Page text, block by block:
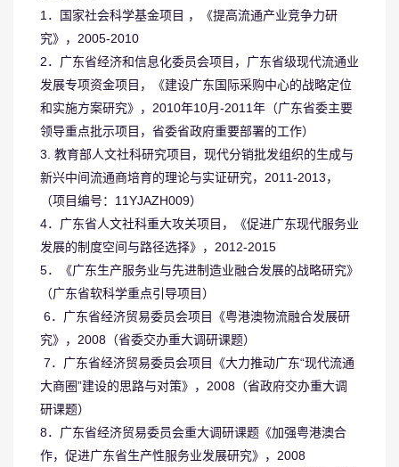
1．国家社会科学基金项目 ，《提高流通产业竞争力研
究》，2005-2010
2．广东省经济和信息化委员会项目，广东省级现代流通业
发展专项资金项目，《建设广东国际采购中心的战略定位
和实施方案研究》，2010年10月-2011年（广东省委主要
领导重点批示项目，省委省政府重要部署的工作）
3. 教育部人文社科研究项目，现代分销批发组织的生成与
新兴中间流通商培育的理论与实证研究，2011-2013，
（项目编号：11YJAZH009）
4．广东省人文社科重大攻关项目，《促进广东现代服务业
发展的制度空间与路径选择》，2012-2015
5．《广东生产服务业与先进制造业融合发展的战略研究》
（广东省软科学重点引导项目）
6．广东省经济贸易委员会项目《粤港澳物流融合发展研
究》，2008（省委交办重大调研课题）
7．广东省经济贸易委员会项目《大力推动广东“现代流通
大商圈”建设的思路与对策》，2008（省政府交办重大调
研课题）
8．广东省经济贸易委员会重大调研课题《加强粤港澳合
作，促进广东省生产性服务业发展研究》，2008